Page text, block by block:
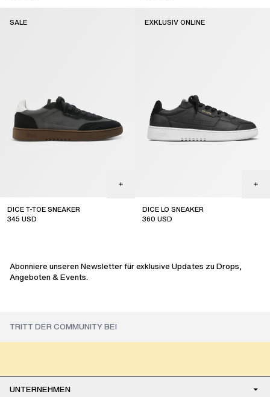
DICE T-TOE SNEAKER
345 USD
SALE
DICE LO SNEAKER
360 USD
EXKLUSIV ONLINE
Abonniere unseren Newsletter für exklusive Updates zu Drops,
Angeboten & Events.
UNTERNEHMEN